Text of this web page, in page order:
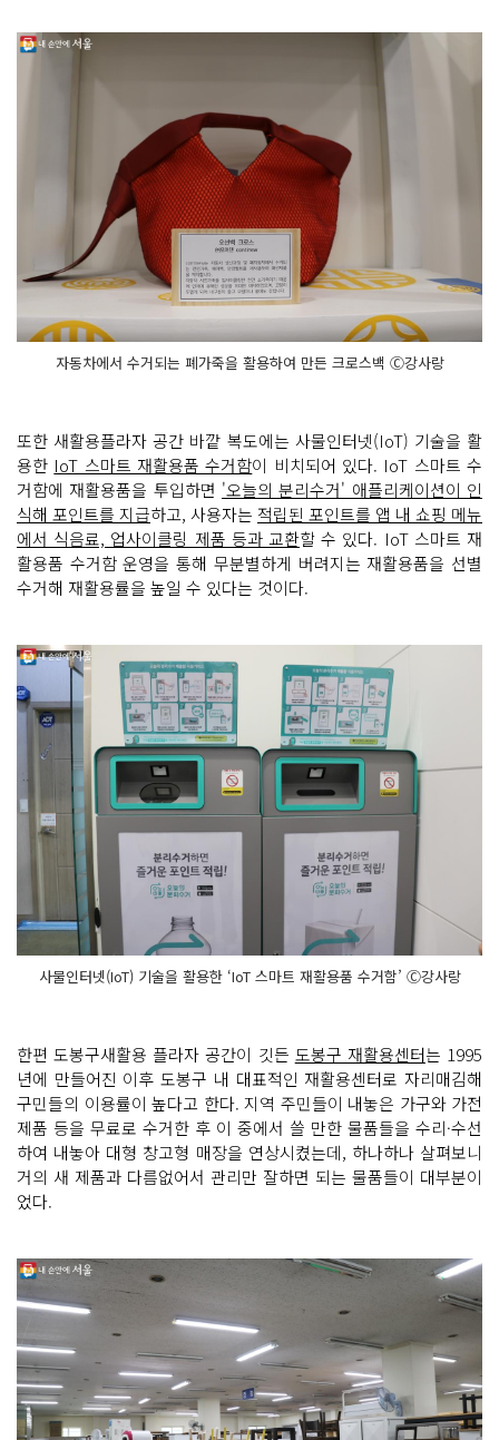
자동차에서 수거되는 폐가죽을 활용하여 만든 크로스백 Ⓒ강사랑
또한 새활용플라자 공간 바깥 복도에는 사물인터넷(IoT) 기술을 활
용한 IoT 스마트 재활용품 수거함이 비치되어 있다. IoT 스마트 수
거함에 재활용품을 투입하면 '오늘의 분리수거' 애플리케이션이 인
식해 포인트를 지급하고, 사용자는 적립된 포인트를 앱 내 쇼핑 메뉴
에서 식음료, 업사이클링 제품 등과 교환할 수 있다. IoT 스마트 재
활용품 수거함 운영을 통해 무분별하게 버려지는 재활용품을 선별
수거해 재활용률을 높일 수 있다는 것이다.
사물인터넷(IoT) 기술을 활용한 ‘IoT 스마트 재활용품 수거함’ Ⓒ강사랑
한편 도봉구새활용 플라자 공간이 깃든 도봉구 재활용센터는 1995
년에 만들어진 이후 도봉구 내 대표적인 재활용센터로 자리매김해
구민들의 이용률이 높다고 한다. 지역 주민들이 내놓은 가구와 가전
제품 등을 무료로 수거한 후 이 중에서 쓸 만한 물품들을 수리·수선
하여 내놓아 대형 창고형 매장을 연상시켰는데, 하나하나 살펴보니
거의 새 제품과 다름없어서 관리만 잘하면 되는 물품들이 대부분이
었다.